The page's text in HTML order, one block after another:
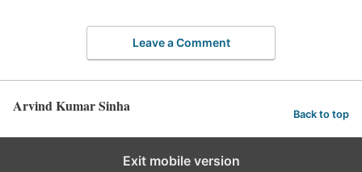
Leave a Comment
Arvind Kumar Sinha Back to top
Exit mobile version